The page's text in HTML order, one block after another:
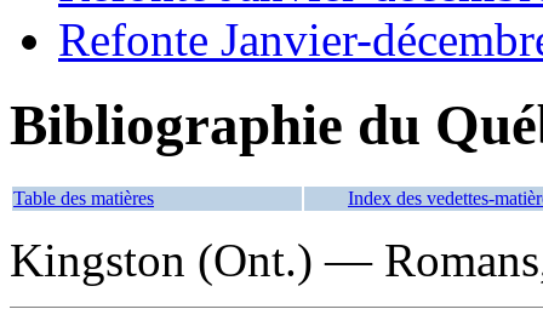
Refonte Janvier-
Bibliographie du
Table des matières Index des vedettes-
Kingston (Ont.) —